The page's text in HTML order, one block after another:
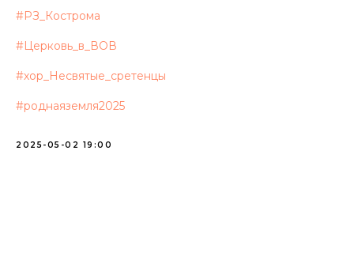
#РЗ_Кострома
#Церковь_в_ВОВ
#хор_Несвятые_сретенцы
#роднаяземля2025
2025-05-02 19:00